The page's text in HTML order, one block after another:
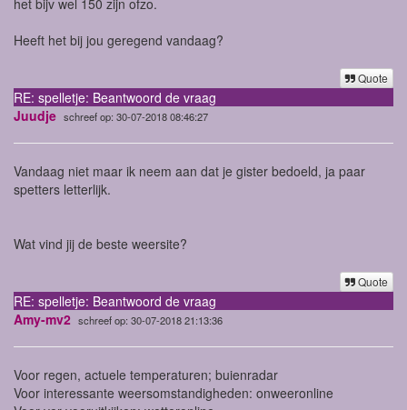
Heeft het bij jou geregend vandaag?
Quote
RE: spelletje: Beantwoord de vraag
Juudje schreef op: 30-07-2018 08:46:27
Vandaag niet maar ik neem aan dat je gister bedoeld, ja paar
spetters letterlijk.
Wat vind jij de beste weersite?
Quote
RE: spelletje: Beantwoord de vraag
Amy-mv2 schreef op: 30-07-2018 21:13:36
Voor regen, actuele temperaturen; buienradar
Voor interessante weersomstandigheden: onweeronline